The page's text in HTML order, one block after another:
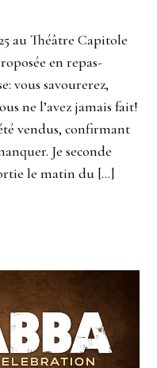
au Théâtre Capitole
en repas-
vous savourerez,
ne l’avez jamais fait!
vendus, confirmant
Je seconde
le matin du […]